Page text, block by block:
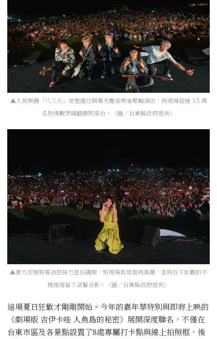
▲人氣樂團「八三夭」受邀擔任開幕光雕音樂會壓軸演出，與現場超過 3.5 萬
名熱情觀眾嗨翻鹿野高台。（圖／台東縣政府提供）
▲實力派唱將曾沛慈接力登台飆唱，將現場氣氛推向高潮，並與台下壯觀的手
機燈海留下溫馨合影。（圖／台東縣政府提供）
這場夏日狂歡才剛剛開始。今年的嘉年華特別與即將上映的
《劇場版 吉伊卡哇 人魚島的秘密》展開深度聯名，不僅在
台東市區及各景點設置了8處專屬打卡點與線上拍照框，後